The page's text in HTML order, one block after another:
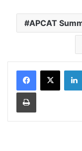
APCAT
Print